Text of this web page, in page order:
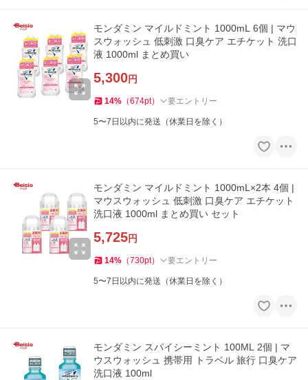
モンダミン マイルドミント 1000mL 6個 | マウ
スウォッシュ 低刺激 口臭ケア エチケット 洗口
液 1000ml まとめ買い
5,300円
14% （674pt） 要エントリー
5〜7日以内に発送（休業日を除く）
モンダミン マイルドミント 1000mL×2本 4個 |
マウスウォッシュ 低刺激 口臭ケア エチケット
洗口液 1000ml まとめ買い セット
5,725円
14% （730pt） 要エントリー
5〜7日以内に発送（休業日を除く）
モンダミン スパイシーミント 100ML 2個 | マ
ウスウォッシュ 携帯用 トラベル 旅行 口臭ケア
洗口液 100ml